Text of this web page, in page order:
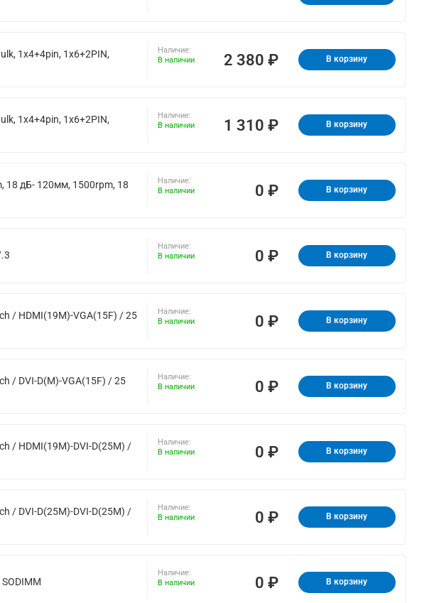
1x4+4pin, 1x6+2PIN,
Наличие:
В наличии
2 380 ₽ В корзину
1x4+4pin, 1x6+2PIN,
Наличие:
В наличии
1 310 ₽ В корзину
18 дБ- 120мм, 1500rpm, 18
Наличие:
В наличии
0 ₽ В корзину
Наличие:
В наличии
0 ₽ В корзину
/ HDMI(19M)-VGA(15F) / 25
Наличие:
В наличии
0 ₽ В корзину
/ DVI-D(M)-VGA(15F) / 25
Наличие:
В наличии
0 ₽ В корзину
/ HDMI(19M)-DVI-D(25M) /
Наличие:
В наличии
0 ₽ В корзину
/ DVI-D(25M)-DVI-D(25M) /
Наличие:
В наличии
0 ₽ В корзину
Наличие:
В наличии
0 ₽ В корзину